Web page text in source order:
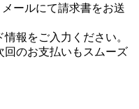
ールにて請求書をお送
報をご入力ください。
回のお支払いもスムーズ